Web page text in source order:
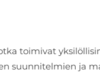
toimivat
suunnitelmien ja